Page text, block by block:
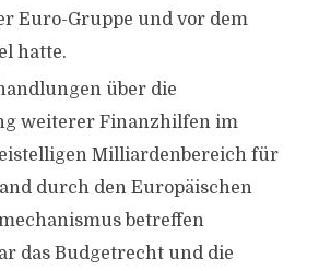
Euro-Gruppe und vor dem
hatte.
über die
weiterer Finanzhilfen im
Milliardenbereich für
durch den Europäischen
betreffen
das Budgetrecht und die